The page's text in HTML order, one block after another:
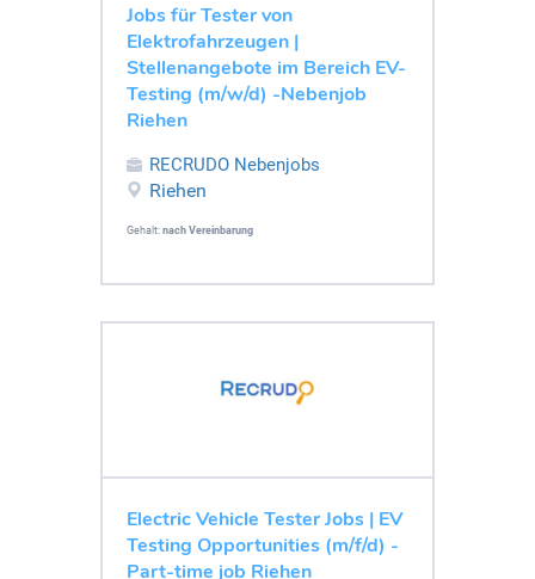
Jobs für Tester von
Elektrofahrzeugen |
Stellenangebote im Bereich EV-
Testing (m/w/d) -Nebenjob
Riehen
RECRUDO Nebenjobs
Riehen
Gehalt: nach Vereinbarung
Electric Vehicle Tester Jobs | EV
Testing Opportunities (m/f/d) -
Part-time job Riehen